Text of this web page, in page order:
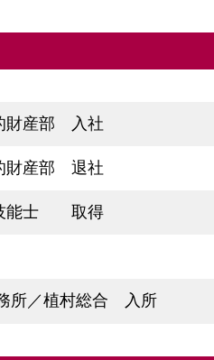
財産部 入社
財産部 退社
技能士 取得
所／植村総合 入所